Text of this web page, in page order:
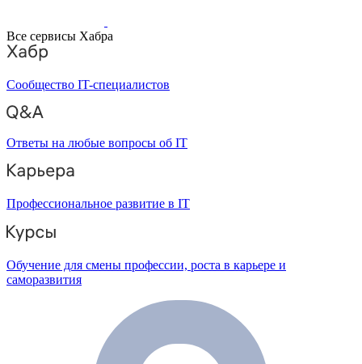
Все сервисы Хабра
Сообщество IT-специалистов
Ответы на любые вопросы об IT
Профессиональное развитие в IT
Обучение для смены профессии, роста в карьере и
саморазвития